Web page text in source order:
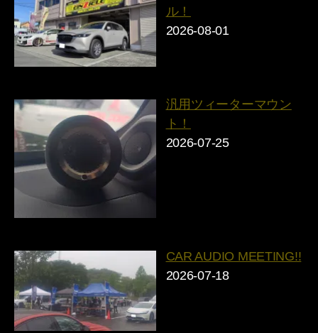
ル！
2026-08-01
汎用ツィーターマウン
ト！
2026-07-25
CAR AUDIO MEETING!!
2026-07-18